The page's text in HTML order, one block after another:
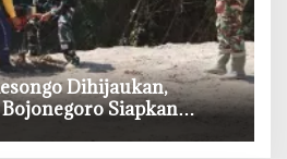
Dihijaukan,
Siapkan